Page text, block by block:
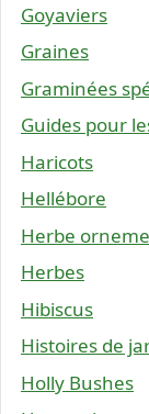
Goyaviers
Graines
Graminées
Guides pour
Haricots
Hellébore
Herbe
Herbes
Hibiscus
Histoires de
Holly Bushes